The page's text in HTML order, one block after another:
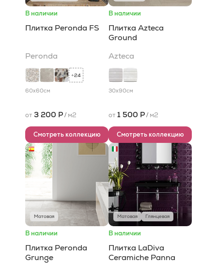
В наличии
Плитка Peronda FS
Peronda
+24
60x60см
от 3 200 Р/ м2
Смотреть коллекцию
В наличии
Плитка Azteca
Ground
Azteca
30x90см
от 1 500 Р/ м2
Смотреть коллекцию
Матовая
В наличии
Плитка Peronda
Grunge
Матовая Глянцевая
В наличии
Плитка LaDiva
Сeramiche Panna